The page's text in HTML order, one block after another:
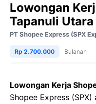
Lowongan
Tapanuli Utara
PT Shopee Express (SPX
Rp 2.700.000 Bulanan
Lowongan Kerja
Shopee Express